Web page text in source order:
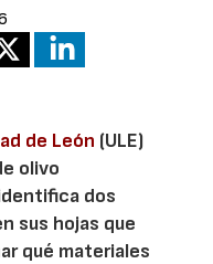
de León (ULE)
olivo
dos
sus hojas que
qué materiales